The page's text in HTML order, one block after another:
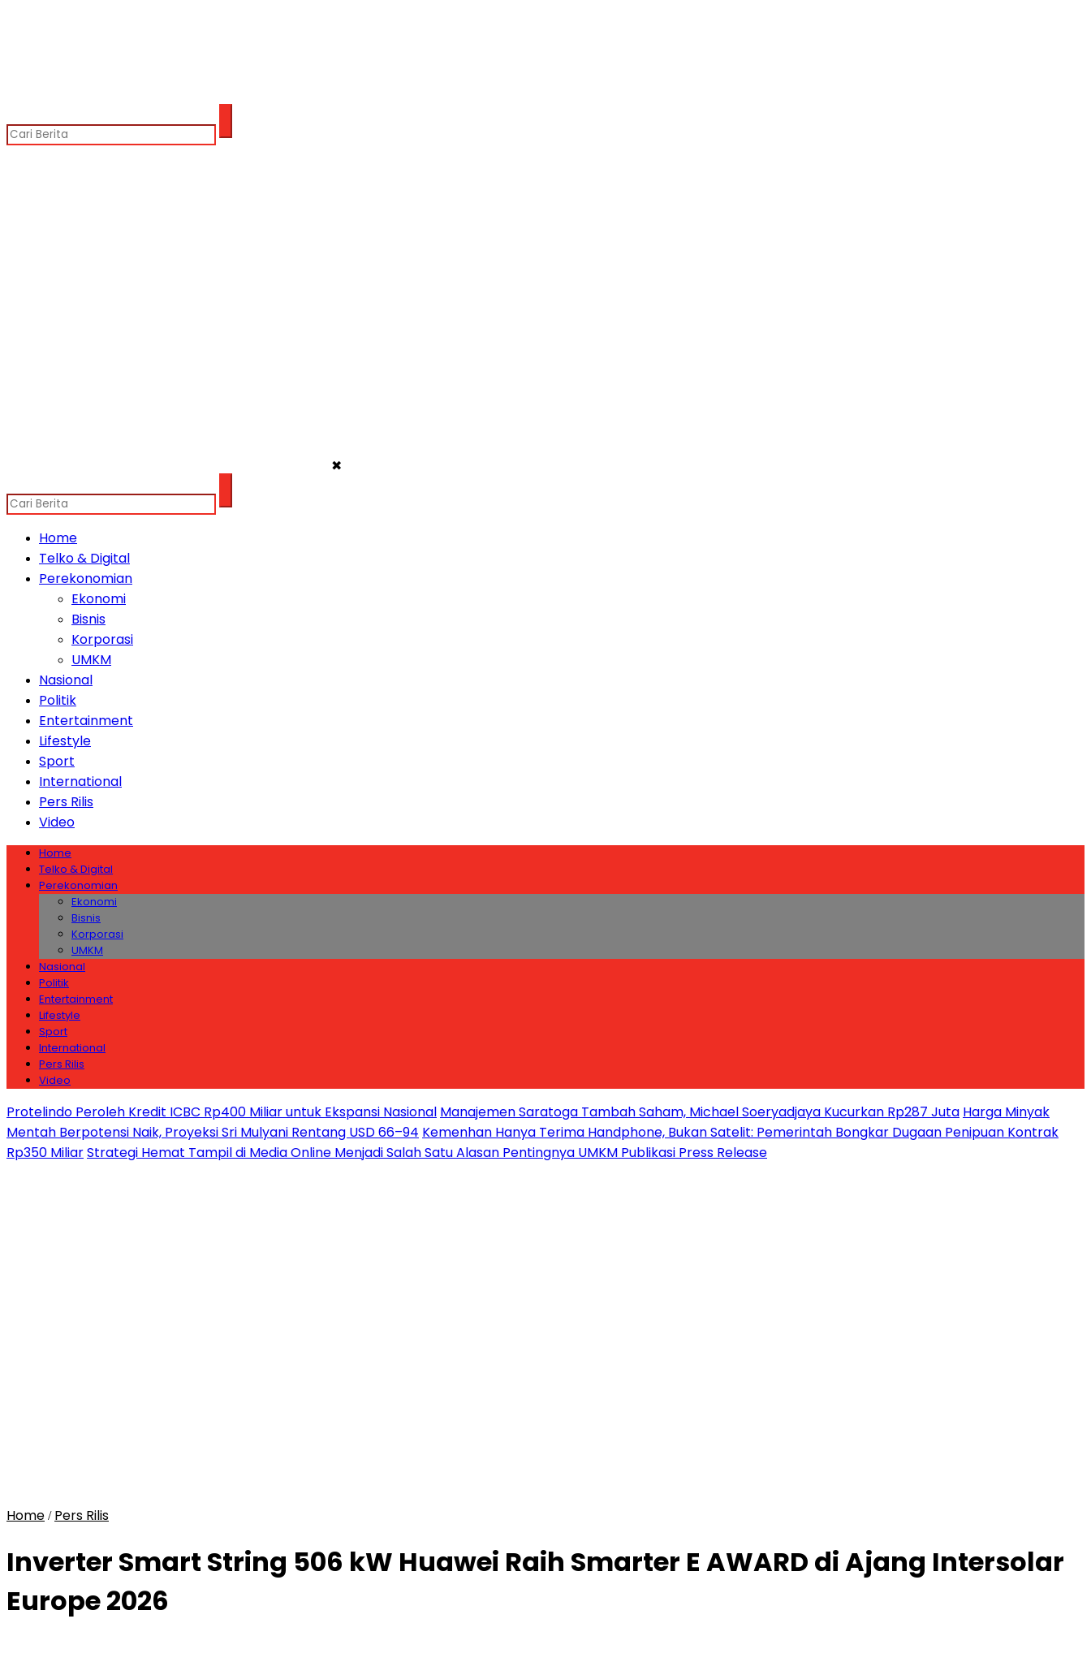
✖
Home
Telko & Digital
Perekonomian
Ekonomi
Bisnis
Korporasi
UMKM
Nasional
Politik
Entertainment
Lifestyle
Sport
International
Pers Rilis
Video
Home
Telko & Digital
Perekonomian
Ekonomi
Bisnis
Korporasi
UMKM
Nasional
Politik
Entertainment
Lifestyle
Sport
International
Pers Rilis
Video
Protelindo Peroleh Kredit ICBC Rp400 Miliar untuk Ekspansi Nasional Manajemen Saratoga Tambah Saham, Michael Soeryadjaya Kucurkan Rp287 Juta Harga Minyak
Mentah Berpotensi Naik, Proyeksi Sri Mulyani Rentang USD 66–94 Kemenhan Hanya Terima Handphone, Bukan Satelit: Pemerintah Bongkar Dugaan Penipuan Kontrak
Rp350 MiliarStrategi Hemat Tampil di Media Online Menjadi Salah Satu Alasan Pentingnya UMKM Publikasi Press Release
Home / Pers Rilis
Inverter Smart String 506 kW Huawei Raih Smarter E AWARD di Ajang Intersolar
Europe 2026